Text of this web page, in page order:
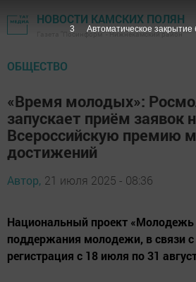
НОВОСТИ КАМСКИХ ПОЛЯН
Газета "Посинформ" - Нижнекамский район
ОБЩЕСТВО
«Время молодых»:
запускает приём заявок
Всероссийскую премию
достижений
Автор, 21 июля 2025 - 08:36
Национальный проект «Молодежь
поддержания молодежи, в связи
регистрация с 18 июля по 31
2 Автоматическое закрытие